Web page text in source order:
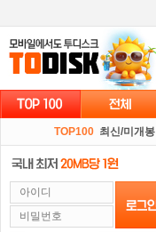
TOP100 최신/미개봉